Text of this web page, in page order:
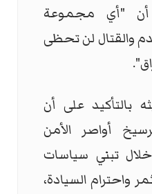
أن "أي مجموعة
والقتال لن تحظى
بالتأكيد على أن
أواصر الأمن
تبني سياسات
واحترام السيادة،